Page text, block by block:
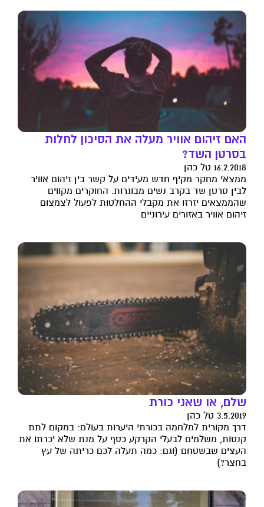
האם זיהום אוויר מעלה את הסיכון לחלות
בסרטן השד?
16.2.2018 טל כהן
ממצאי מחקר מקיף חדש מעידים על קשר בין זיהום אוויר
לבין סרטן שד בקרב נשים מבוגרות. החוקרים מקווים
שהממצאים יזרזו את מקבלי ההחלטות לפעול לצמצום
זיהום אוויר באזורים עירוניים
שלם, או שאני כורת
3.5.2019 טל כהן
דרך מקורית למלחמה בכורתי היערות בעולם: במקום לתת
קנסות, משלמים לבעלי הקרקע כסף על מנת שלא יכרתו את
העצים שבשטחם (וגם: כמה תעלה לכם כריתה של עץ
בחצר?)